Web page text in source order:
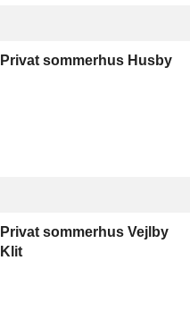
Privat sommerhus Husby
Privat sommerhus Vejlby
Klit